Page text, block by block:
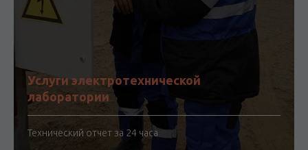
Услуги электротехнической
лаборатории
Технический отчет за 24 часа